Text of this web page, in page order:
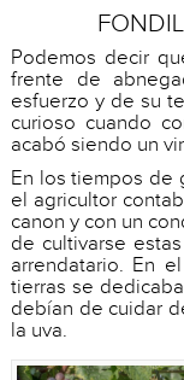
Podemos decir
frente de
esfuerzo y de su
curioso cuando
acabó siendo un
En los tiempos de
el agricultor
canon y con un
de cultivarse
arrendatario. En
tierras se
debían de cuidar
la uva.